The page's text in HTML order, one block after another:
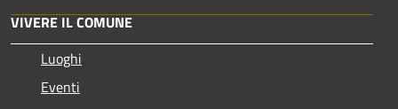
VIVERE IL COMUNE
Luoghi
Eventi